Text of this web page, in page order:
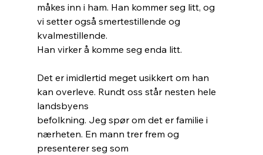
måkes inn i ham. Han kommer seg litt, og
vi setter også smertestillende og
kvalmestillende.
Han virker å komme seg enda litt.
Det er imidlertid meget usikkert om han
kan overleve. Rundt oss står nesten hele
landsbyens
befolkning. Jeg spør om det er familie i
nærheten. En mann trer frem og
presenterer seg som